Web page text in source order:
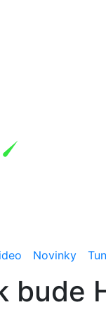
Novinky
bude